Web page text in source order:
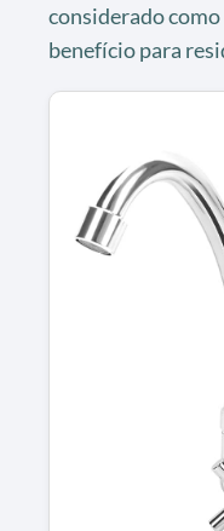
considerado
benefício para